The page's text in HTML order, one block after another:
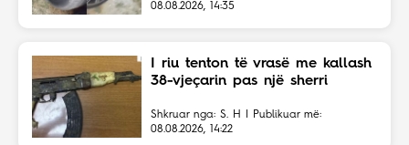
08.08.2026, 14:35
I riu tenton të vrasë me kallash
38-vjeçarin pas një sherri
Shkruar nga: S. H | Publikuar më:
08.08.2026, 14:22